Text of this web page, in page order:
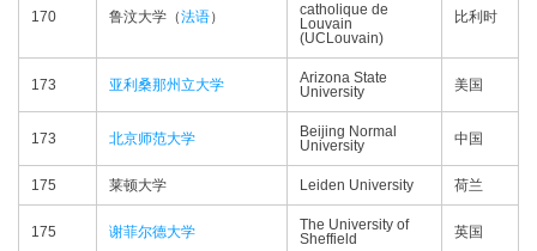
170 鲁汶大学（法语）
catholique de
Louvain
(UCLouvain)
比利时
173 亚利桑那州立大学
Arizona State
University
美国
173 北京师范大学
Beijing Normal
University
中国
175 莱顿大学 Leiden University 荷兰
175 谢菲尔德大学
The University of
Sheffield
英国